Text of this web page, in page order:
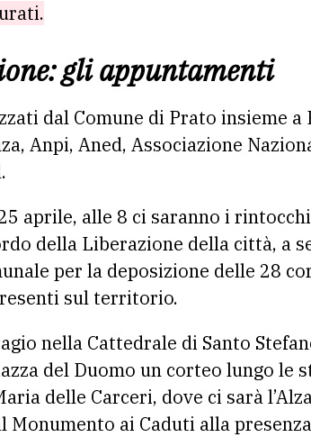
gli appuntamenti
dal Comune di Prato insieme a
Anpi, Aned, Associazione
aprile, alle 8 ci saranno i
della Liberazione della città, a
per la deposizione delle 28
sul territorio.
nella Cattedrale di Santo
del Duomo un corteo lungo le
delle Carceri, dove ci sarà
Monumento ai Caduti alla